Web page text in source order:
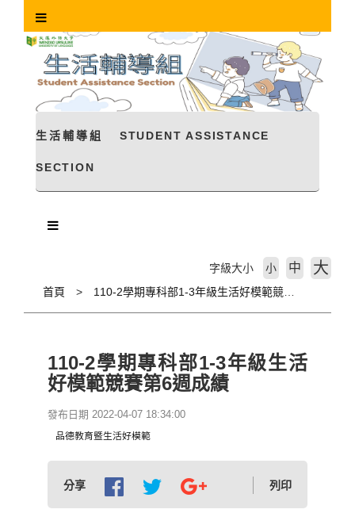
生活輔導組 STUDENT ASSISTANCE
SECTION
首頁 110-2學期專科部1-3年級生活好模範競賽第6週成績
字級大小 小 中 大
110-2學期專科部1-3年級生活
好模範競賽第6週成績
發布日期 2022-04-07 18:34:00
品德教育暨生活好模範
分享 列印